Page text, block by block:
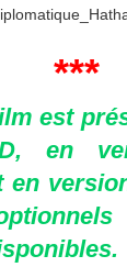
***
est
en
en